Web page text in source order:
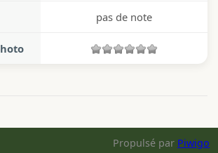
pas de note
Propulsé par Piwigo